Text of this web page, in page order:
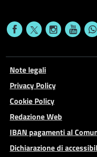
Note legali
Privacy Policy
Cookie Policy
Redazione Web
IBAN pagamenti al
Dichiarazione di